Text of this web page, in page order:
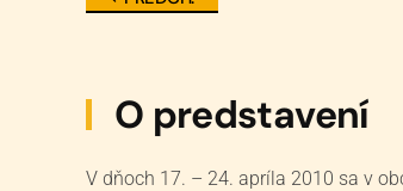
O predstavení
V dňoch 17. – 24. apríla 2010 sa v